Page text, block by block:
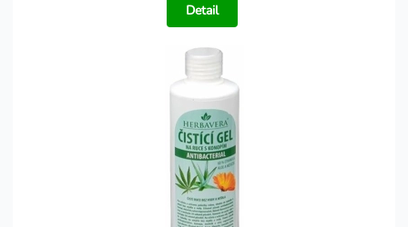
Detail